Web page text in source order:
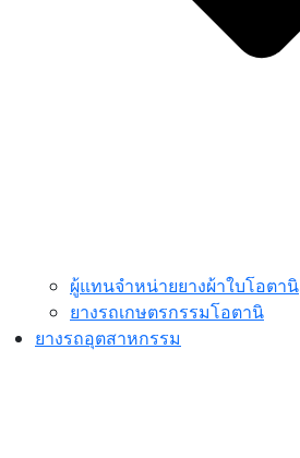
ผู้แทนจำหน่ายยางผ้าใบโอตานิ
ยางรถเกษตรกรรมโอตานิ
ยางรถอุตสาหกรรม